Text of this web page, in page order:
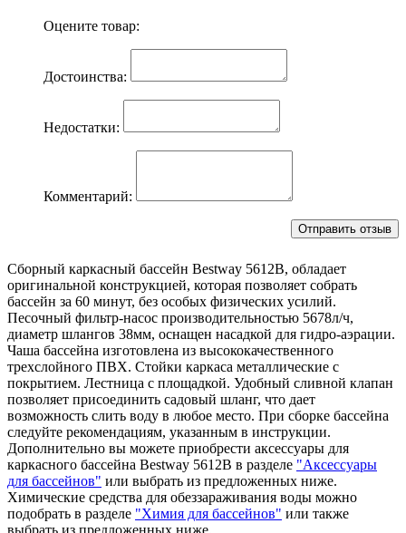
Оцените товар:
Достоинства:
Недостатки:
Комментарий:
Cборный каркасный бассейн Bestway 5612B, обладает
оригинальной конструкцией, которая позволяет собрать
бассейн за 60 минут, без особых физических усилий.
Песочный фильтр-насос производительностью 5678л/ч,
диаметр шлангов 38мм, оснащен насадкой для гидро-аэрации.
Чаша бассейна изготовлена из высококачественного
трехслойного ПВХ. Стойки каркаса металлические с
покрытием. Лестница с площадкой. Удобный сливной клапан
позволяет присоединить садовый шланг, что дает
возможность слить воду в любое место. При сборке бассейна
следуйте рекомендациям, указанным в инструкции.
Дополнительно вы можете приобрести аксессуары для
каркасного бассейна Bestway 5612B в разделе "Аксессуары
для бассейнов" или выбрать из предложенных ниже.
Химические средства для обеззараживания воды можно
подобрать в разделе "Химия для бассейнов" или также
выбрать из предложенных ниже.